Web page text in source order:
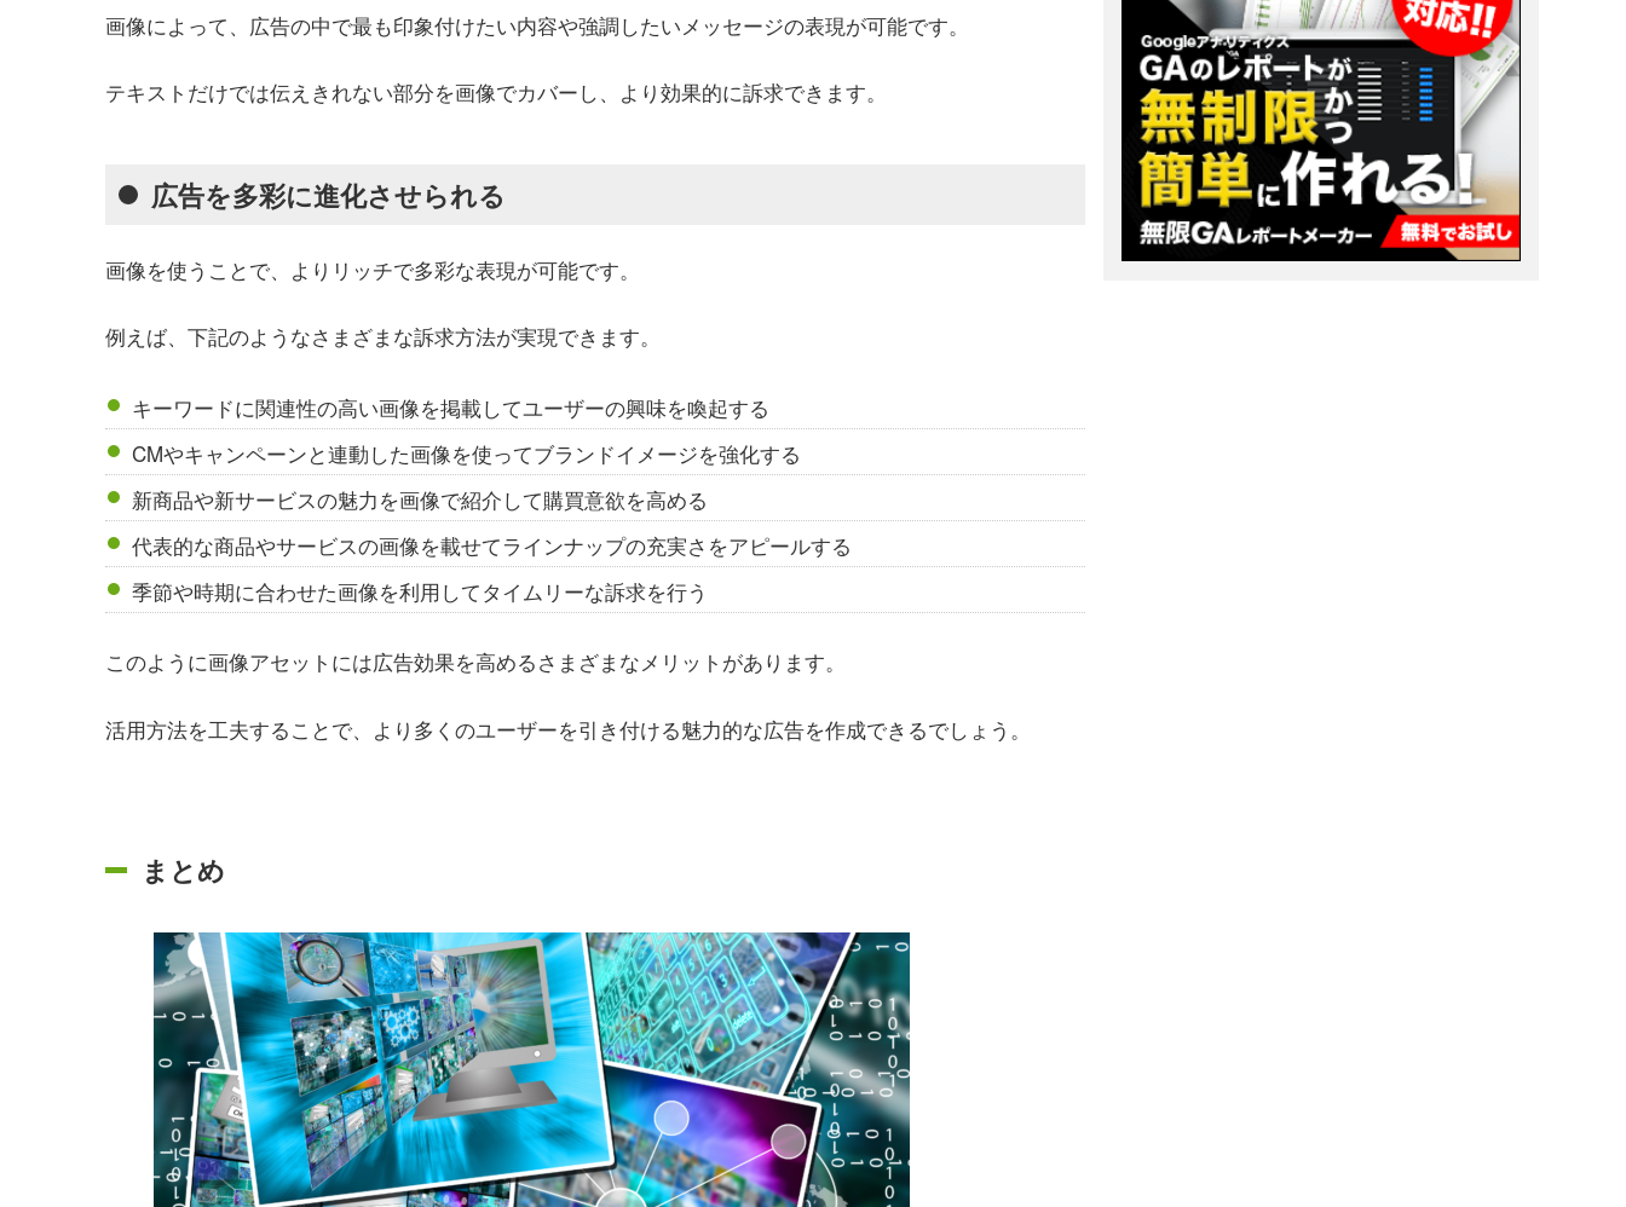
画像によって、広告の中で最も印象付けたい内容や強調したいメッセージの表現が可能です。
テキストだけでは伝えきれない部分を画像でカバーし、より効果的に訴求できます。
広告を多彩に進化させられる
画像を使うことで、よりリッチで多彩な表現が可能です。
例えば、下記のようなさまざまな訴求方法が実現できます。
キーワードに関連性の高い画像を掲載してユーザーの興味を喚起する
CMやキャンペーンと連動した画像を使ってブランドイメージを強化する
新商品や新サービスの魅力を画像で紹介して購買意欲を高める
代表的な商品やサービスの画像を載せてラインナップの充実さをアピールする
季節や時期に合わせた画像を利用してタイムリーな訴求を行う
このように画像アセットには広告効果を高めるさまざまなメリットがあります。
活用方法を工夫することで、より多くのユーザーを引き付ける魅力的な広告を作成できるでしょう。
まとめ